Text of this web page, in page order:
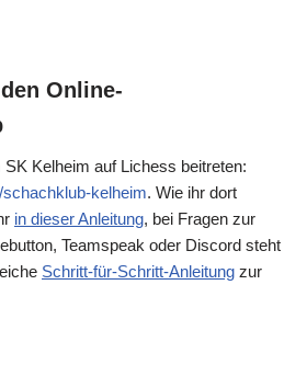
Online-
SK Kelheim auf Lichess beitreten:
kelheim. Wie ihr dort
in dieser Anleitung, bei Fragen zur
Teamspeak oder Discord steht
Schritt-für-Schritt-Anleitung zur